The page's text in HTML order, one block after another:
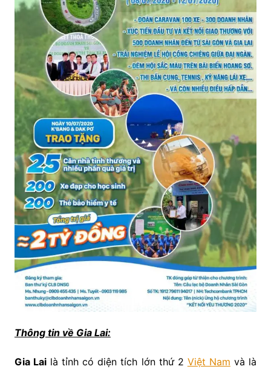
Thông tin về Gia Lai:
Gia Lai là tỉnh có diện tích lớn thứ 2 Việt Nam và là